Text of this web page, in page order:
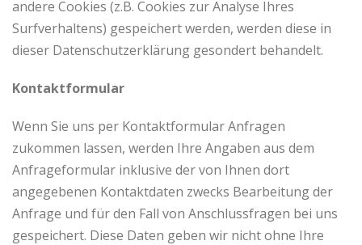
andere Cookies (z.B. Cookies zur Analyse Ihres
Surfverhaltens) gespeichert werden, werden diese in
dieser Datenschutzerklärung gesondert behandelt.
Kontaktformular
Wenn Sie uns per Kontaktformular Anfragen
zukommen lassen, werden Ihre Angaben aus dem
Anfrageformular inklusive der von Ihnen dort
angegebenen Kontaktdaten zwecks Bearbeitung der
Anfrage und für den Fall von Anschlussfragen bei uns
gespeichert. Diese Daten geben wir nicht ohne Ihre